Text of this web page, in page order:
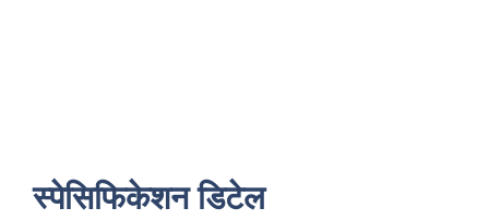
स्पेसिफिकेशन डिटेल